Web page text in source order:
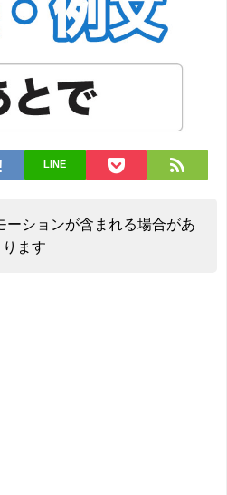
LINE
ーションが含まれる場合があ
ります